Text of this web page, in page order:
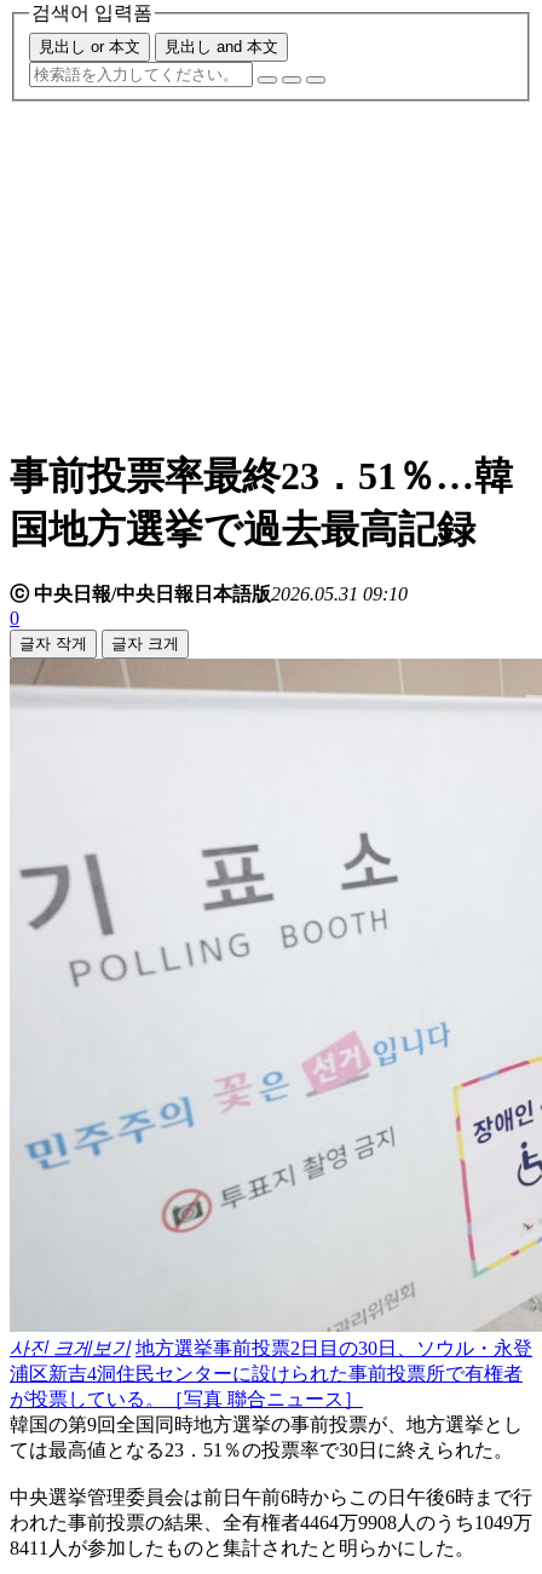
검색어 입력폼
見出し or 本文 見出し and 本文
事前投票率最終23．51％…韓
国地方選挙で過去最高記録
ⓒ 中央日報/中央日報日本語版2026.05.31 09:10
0
글자 작게 글자 크게
사진 크게보기 地方選挙事前投票2日目の30日、ソウル・永登
浦区新吉4洞住民センターに設けられた事前投票所で有権者
が投票している。［写真 聯合ニュース］
韓国の第9回全国同時地方選挙の事前投票が、地方選挙とし
ては最高値となる23．51％の投票率で30日に終えられた。
中央選挙管理委員会は前日午前6時からこの日午後6時まで行
われた事前投票の結果、全有権者4464万9908人のうち1049万
8411人が参加したものと集計されたと明らかにした。